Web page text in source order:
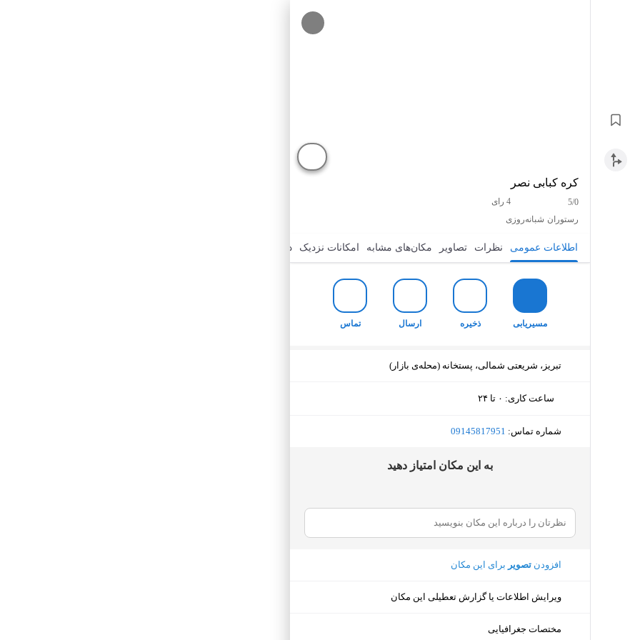
کره کبابی نصر
5/0
4 رای
رستوران شبانه‌روزی
اطلاعات عمومی نظرات تصاویر مکان‌های مشابه امکانات نزدیک درباره
مسیریابی ذخیره ارسال تماس
تبریز، شریعتی شمالی، پستخانه (محله‌ی بازار)
ساعت کاری: ۰ تا ۲۴
سه‌شنبه
چهارشنبه
شماره تماس: ‎09145817951
ﺑﻪ اﯾﻦ ﻣﮑﺎن اﻣﺘﯿﺎز دﻫﯿﺪ
افزودن تصویر برای این مکان
ویرایش اطلاعات یا گزارش تعطیلی این مکان
مختصات جغرافیایی